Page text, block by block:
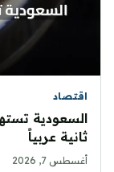
اقتصاد
ثانية عربياً
أغسطس 7, 2026